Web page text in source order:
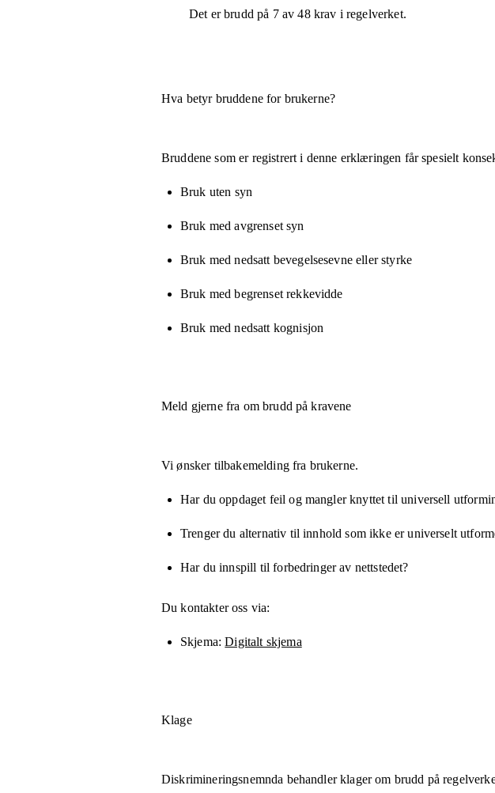
Det er brudd på 7av48krav i regelverket.
Hva betyr bruddene for brukerne?
Bruddene som er registrert i denne erklæringen får spesielt
Bruk uten syn
Bruk med avgrenset syn
Bruk med nedsatt bevegelsesevne eller styrke
Bruk med begrenset rekkevidde
Bruk med nedsatt kognisjon
Meld gjerne fra om brudd på kravene
Vi ønsker tilbakemelding fra brukerne.
Har du oppdaget feil og mangler knyttet til universell
Trenger du alternativ til innhold som ikke er universelt
Har du innspill til forbedringer av nettstedet?
Du kontakter oss via:
Skjema Digitalt skjema
Klage
Diskrimineringsnemnda behandler klager om brudd på